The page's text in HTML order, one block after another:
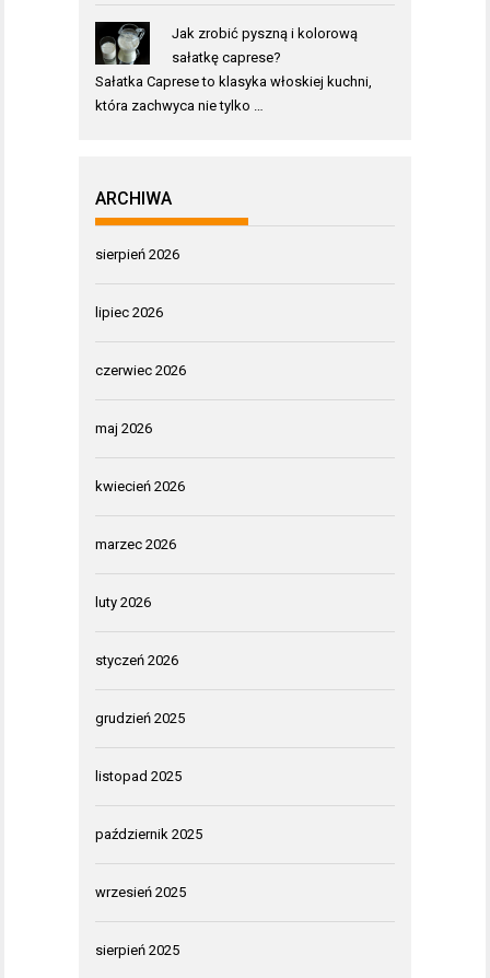
Jak zrobić pyszną i kolorową
sałatkę caprese?
Sałatka Caprese to klasyka włoskiej kuchni,
która zachwyca nie tylko …
ARCHIWA
sierpień 2026
lipiec 2026
czerwiec 2026
maj 2026
kwiecień 2026
marzec 2026
luty 2026
styczeń 2026
grudzień 2025
listopad 2025
październik 2025
wrzesień 2025
sierpień 2025